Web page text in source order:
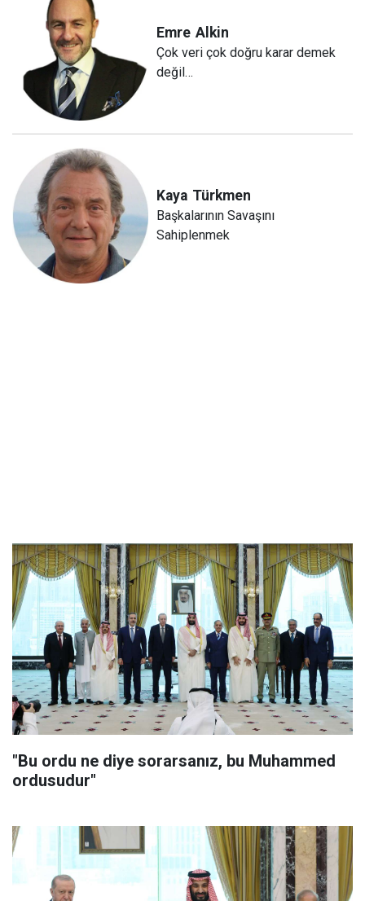
Emre Alkin
Çok veri çok doğru karar demek
değil…
Kaya Türkmen
Başkalarının Savaşını
Sahiplenmek
"Bu ordu ne diye sorarsanız, bu Muhammed
ordusudur"